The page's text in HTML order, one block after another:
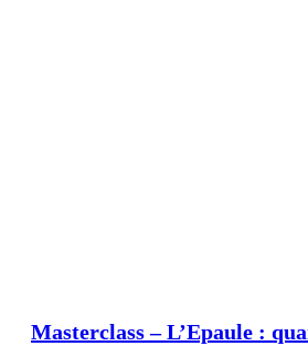
Masterclass – L’Epaule :